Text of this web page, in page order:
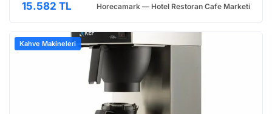
geliştirilmiştir. Kırmızı renkli şık tasarımıyla hem iş…
15.582 TL Horecamark — Hotel Restoran Cafe Marketi
Kahve Makineleri